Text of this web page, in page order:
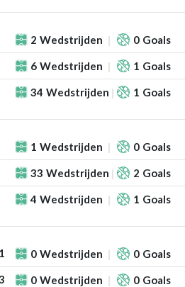
2 Wedstrijden 0 Goals
6 Wedstrijden 1 Goals
34 Wedstrijden 1 Goals
1 Wedstrijden 0 Goals
33 Wedstrijden 2 Goals
4 Wedstrijden 1 Goals
0 Wedstrijden 0 Goals
0 Wedstrijden 0 Goals